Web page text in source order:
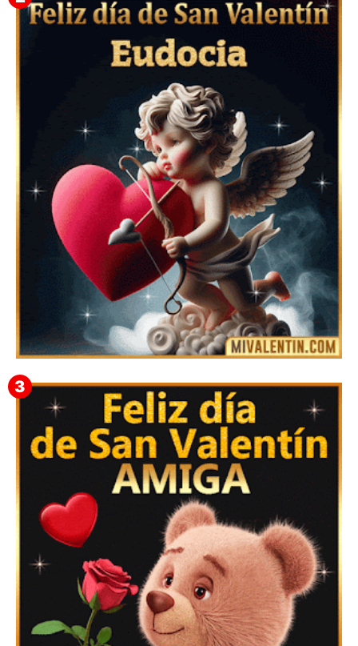
🎁 Imágenes Gif Personalizadas con Nombres para
San Valentín 2026 💘
Feliz San Valentín Eudocia